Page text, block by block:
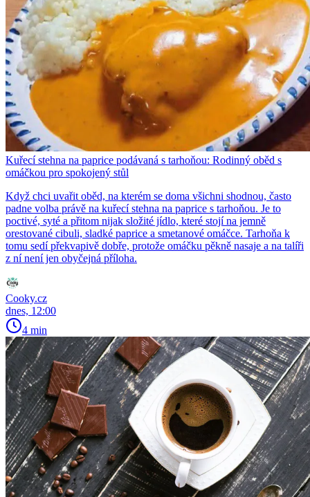
Kuřecí stehna na paprice podávaná s tarhoňou: Rodinný oběd s
omáčkou pro spokojený stůl
Když chci uvařit oběd, na kterém se doma všichni shodnou, často
padne volba právě na kuřecí stehna na paprice s tarhoňou. Je to
poctivé, syté a přitom nijak složité jídlo, které stojí na jemně
orestované cibuli, sladké paprice a smetanové omáčce. Tarhoňa k
tomu sedí překvapivě dobře, protože omáčku pěkně nasaje a na talíři
z ní není jen obyčejná příloha.
Cooky.cz
dnes, 12:00
4 min